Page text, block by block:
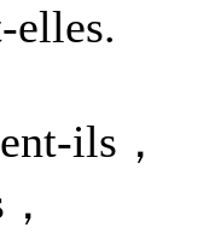
elles.
ils，